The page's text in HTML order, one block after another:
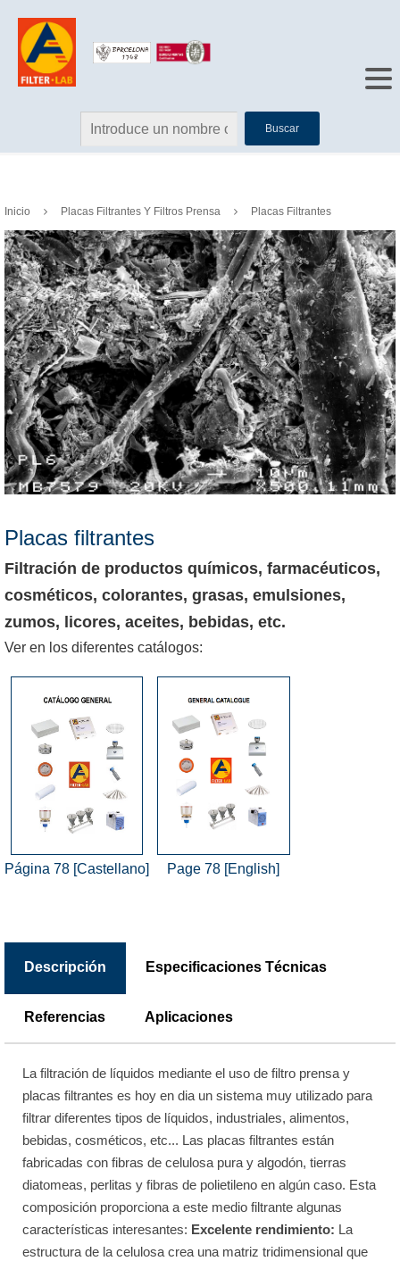
Buscar
Inicio Placas Filtrantes Y Filtros Prensa Placas Filtrantes
Placas filtrantes
Filtración de productos químicos, farmacéuticos,
cosméticos, colorantes, grasas, emulsiones,
zumos, licores, aceites, bebidas, etc.
Ver en los diferentes catálogos:
Página 78 [Castellano] Page 78 [English]
Descripción Especificaciones Técnicas
Referencias Aplicaciones
La filtración de líquidos mediante el uso de filtro prensa y
placas filtrantes es hoy en dia un sistema muy utilizado para
filtrar diferentes tipos de líquidos, industriales, alimentos,
bebidas, cosméticos, etc... Las placas filtrantes están
fabricadas con fibras de celulosa pura y algodón, tierras
diatomeas, perlitas y fibras de polietileno en algún caso. Esta
composición proporciona a este medio filtrante algunas
características interesantes: Excelente rendimiento: La
estructura de la celulosa crea una matriz tridimensional que